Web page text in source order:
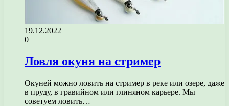
19.12.2022
0
Ловля окуня на стример
Окуней можно ловить на стример в реке или озере, даже
в пруду, в гравийном или глиняном карьере. Мы
советуем ловить…